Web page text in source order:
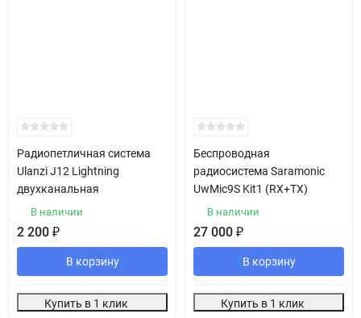
Радиопетличная система
Ulanzi J12 Lightning
двухканальная
В наличии
2 200 ₽
В корзину
Купить в 1 клик
Беспроводная
радиосистема Saramonic
UwMic9S Kit1 (RX+TX)
В наличии
27 000 ₽
В корзину
Купить в 1 клик